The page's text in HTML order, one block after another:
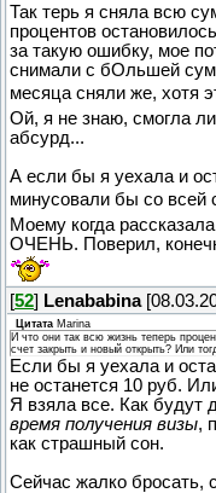
Так терь я сняла всю
процентов
за такую ошибку, мое
снимали с бОльшей
месяца сняли же, хотя
Ой, я не знаю, смогла
абсурд...
А если бы я уехала и
минусовали бы со всей
Моему когда
ОЧЕНЬ. Поверил,
[52] Lenababina
Цитата Marina
И что они так всю жизнь теперь
счет закрыть и новый открыть? Или
Если бы я уехала и
не останется 10 руб.
Я взяла все. Как будут
время получения визы,
как страшный сон.
Сейчас жалко бросать,